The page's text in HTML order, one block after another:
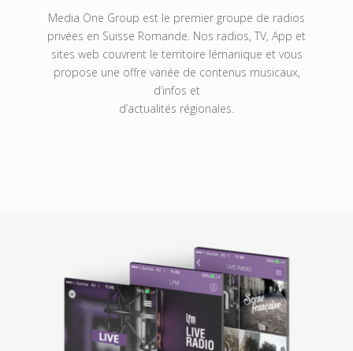
Media One Group est le premier groupe de radios
privées en Suisse Romande. Nos radios, TV, App et
sites web couvrent le territoire lémanique et vous
propose une offre variée de contenus musicaux,
d’infos et
d’actualités régionales.